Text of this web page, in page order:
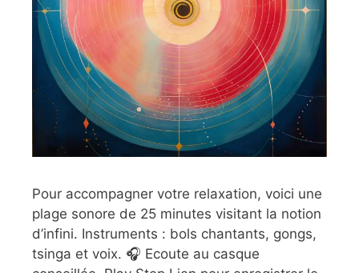
Pour accompagner votre relaxation, voici une
plage sonore de 25 minutes visitant la notion
d’infini. Instruments : bols chantants, gongs,
tsinga et voix. 🎧 Ecoute au casque